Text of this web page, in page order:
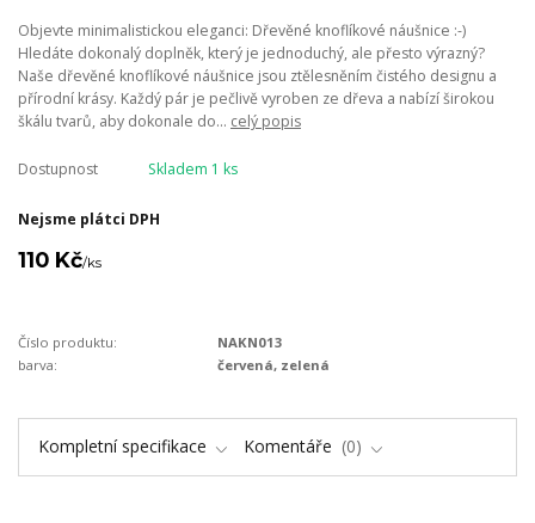
Objevte minimalistickou eleganci: Dřevěné knoflíkové náušnice :-)
Hledáte dokonalý doplněk, který je jednoduchý, ale přesto výrazný?
Naše dřevěné knoflíkové náušnice jsou ztělesněním čistého designu a
přírodní krásy. Každý pár je pečlivě vyroben ze dřeva a nabízí širokou
škálu tvarů, aby dokonale do... celý popis
Dostupnost Skladem 1 ks
Nejsme plátci DPH
110 Kč/ks
Číslo produktu:
NAKN013
barva:
červená, zelená
Kompletní specifikace Komentáře 0